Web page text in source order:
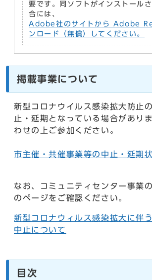
要です。同ソフトがインストール
合には、
Adobe社のサイトから Adobe
ンロード（無償）してください。
掲載事業について
新型コロナウイルス感染拡大防止
止・延期となっている場合があり
わせの上ご参加ください。
市主催・共催事業等の中止・延期
なお、コミュニティセンター事業
のページをご確認ください。
新型コロナウィルス感染拡大に伴
中止について
目次